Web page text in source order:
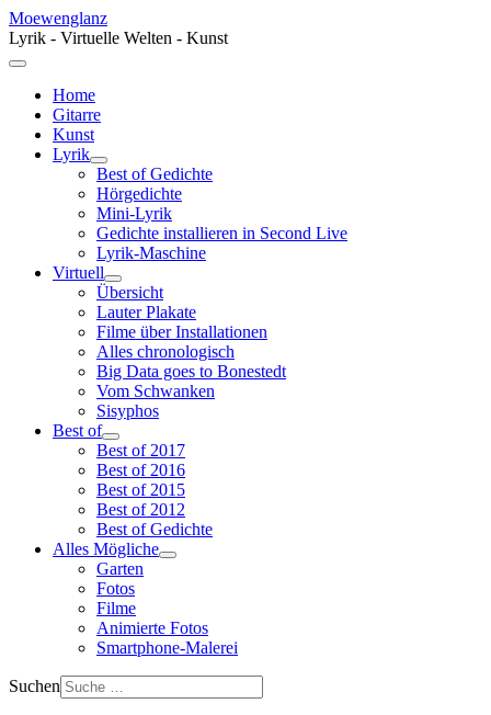
Moewenglanz
Lyrik - Virtuelle Welten - Kunst
Home
Gitarre
Kunst
Lyrik
Best of Gedichte
Hörgedichte
Mini-Lyrik
Gedichte installieren in Second Live
Lyrik-Maschine
Virtuell
Übersicht
Lauter Plakate
Filme über Installationen
Alles chronologisch
Big Data goes to Bonestedt
Vom Schwanken
Sisyphos
Best of
Best of 2017
Best of 2016
Best of 2015
Best of 2012
Best of Gedichte
Alles Mögliche
Garten
Fotos
Filme
Animierte Fotos
Smartphone-Malerei
Suchen